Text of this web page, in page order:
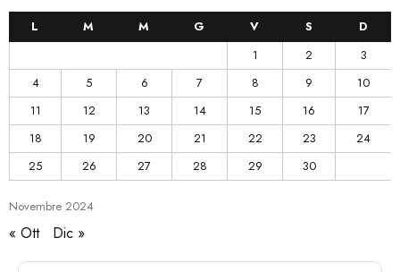
Novembre 2024
L M M G V S
D
1
2
3
4
5 6 7 8 9
10
11
12 13 14 15 16
17
18
19 20 21 22 23
24
25
26 27 28 29 30
« Ott Dic »